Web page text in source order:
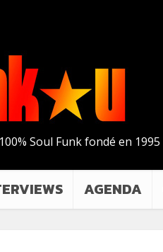
Soul Funk fondé en 1995
AGENDA